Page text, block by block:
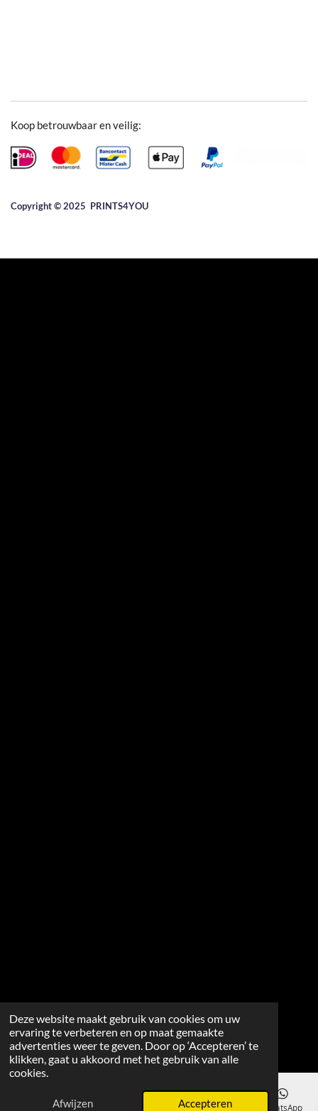
Deze website maakt gebruik van cookies om uw
ervaring te verbeteren en op maat gemaakte
advertenties weer te geven. Door op ‘Accepteren’ te
klikken, gaat u akkoord met het gebruik van alle
cookies.
Afwijzen Accepteren
Koop betrouwbaar en veilig:
Copyright © 2025 ​PRINTS4YOU
E-mailadres WhatsApp